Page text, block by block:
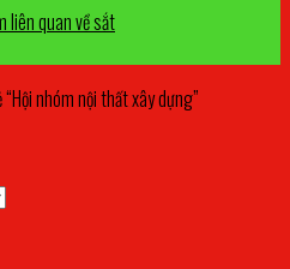
liên quan về sắt
nhóm nội thất xây dựng”